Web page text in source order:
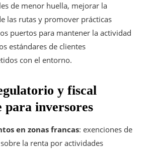
de menor huella, mejorar la
las rutas y promover prácticas
puertos para mantener la actividad
estándares de clientes
con el entorno.
y fiscal
para inversores
en zonas francas: exenciones de
la renta por actividades